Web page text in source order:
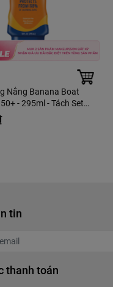
Nắng Banana Boat
- 295ml - Tách Set
tin
thanh toán